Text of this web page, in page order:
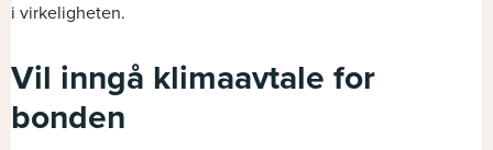
i virkeligheten.
Vil inngå klimaavtale for
bonden